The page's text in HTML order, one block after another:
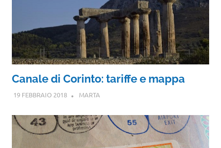
Canale di Corinto: tariffe e mappa
19 FEBBRAIO 2018 MARTA